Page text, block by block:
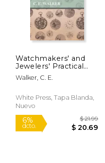
$ 8.49
Watchmakers' and
Jewelers' Practical
Receipt Book A
Workshop
Full and Practical
Formulae and
and Soldering (en
Inglés)
Walker, C. E.
White Press, Tapa Blanda,
Nuevo